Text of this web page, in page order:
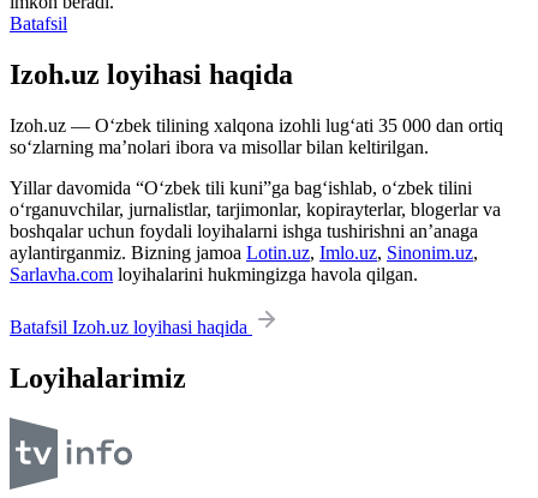
Batafsil
Izoh.uz loyihasi haqida
Izoh.uz — O‘zbek tilining xalqona izohli lug‘ati 35 000 dan ortiq
so‘zlarning ma’nolari ibora va misollar bilan keltirilgan.
Yillar davomida “O‘zbek tili kuni”ga bag‘ishlab, o‘zbek tilini
o‘rganuvchilar, jurnalistlar, tarjimonlar, kopirayterlar, blogerlar va
boshqalar uchun foydali loyihalarni ishga tushirishni an’anaga
aylantirganmiz. Bizning jamoa Lotin.uz, Imlo.uz, Sinonim.uz,
Sarlavha.com loyihalarini hukmingizga havola qilgan.
Batafsil Izoh.uz loyihasi haqida
Loyihalarimiz